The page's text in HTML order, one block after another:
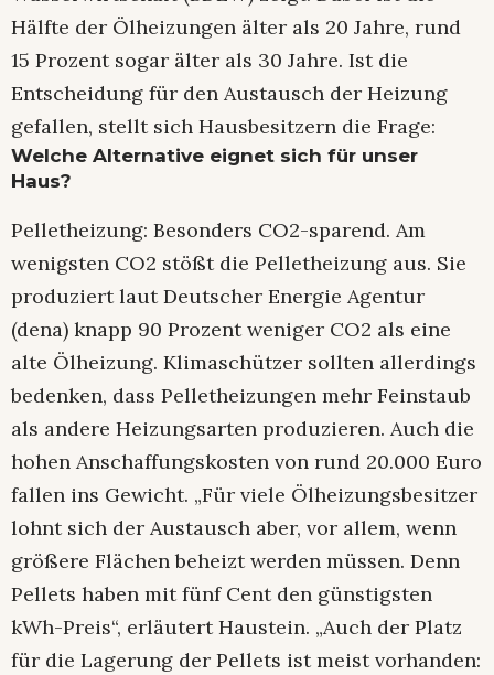
Hälfte der Ölheizungen älter als 20 Jahre, rund
15 Prozent sogar älter als 30 Jahre. Ist die
Entscheidung für den Austausch der Heizung
gefallen, stellt sich Hausbesitzern die Frage:
Welche Alternative eignet sich für unser
Haus?
Pelletheizung: Besonders CO2-sparend. Am
wenigsten CO2 stößt die Pelletheizung aus. Sie
produziert laut Deutscher Energie Agentur
(dena) knapp 90 Prozent weniger CO2 als eine
alte Ölheizung. Klimaschützer sollten allerdings
bedenken, dass Pelletheizungen mehr Feinstaub
als andere Heizungsarten produzieren. Auch die
hohen Anschaffungskosten von rund 20.000 Euro
fallen ins Gewicht. „Für viele Ölheizungsbesitzer
lohnt sich der Austausch aber, vor allem, wenn
größere Flächen beheizt werden müssen. Denn
Pellets haben mit fünf Cent den günstigsten
kWh-Preis“, erläutert Haustein. „Auch der Platz
für die Lagerung der Pellets ist meist vorhanden: